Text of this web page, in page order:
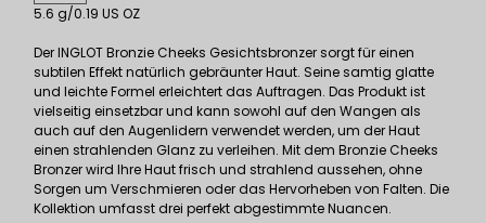
5.6 g/0.19 US OZ
Der INGLOT Bronzie Cheeks Gesichtsbronzer sorgt für einen
subtilen Effekt natürlich gebräunter Haut. Seine samtig glatte
und leichte Formel erleichtert das Auftragen. Das Produkt ist
vielseitig einsetzbar und kann sowohl auf den Wangen als
auch auf den Augenlidern verwendet werden, um der Haut
einen strahlenden Glanz zu verleihen. Mit dem Bronzie Cheeks
Bronzer wird Ihre Haut frisch und strahlend aussehen, ohne
Sorgen um Verschmieren oder das Hervorheben von Falten. Die
Kollektion umfasst drei perfekt abgestimmte Nuancen.